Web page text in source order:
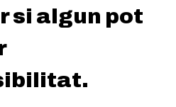
si algun pot